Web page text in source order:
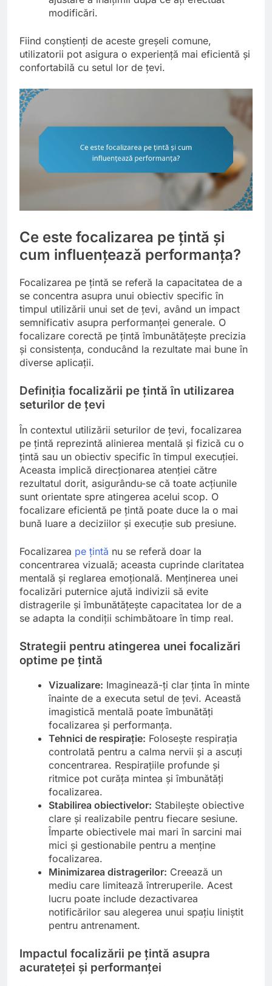
modificări.
Fiind conștienți de aceste greșeli comune,
utilizatorii pot asigura o experiență mai eficientă și
confortabilă cu setul lor de țevi.
Ce este focalizarea pe țintă și
cum influențează performanța?
Focalizarea pe țintă se referă la capacitatea de a
se concentra asupra unui obiectiv specific în
timpul utilizării unui set de țevi, având un impact
semnificativ asupra performanței generale. O
focalizare corectă pe țintă îmbunătățește precizia
și consistența, conducând la rezultate mai bune în
diverse aplicații.
Definiția focalizării pe țintă în utilizarea
seturilor de țevi
În contextul utilizării seturilor de țevi, focalizarea
pe țintă reprezintă alinierea mentală și fizică cu o
țintă sau un obiectiv specific în timpul execuției.
Aceasta implică direcționarea atenției către
rezultatul dorit, asigurându-se că toate acțiunile
sunt orientate spre atingerea acelui scop. O
focalizare eficientă pe țintă poate duce la o mai
bună luare a deciziilor și execuție sub presiune.
Focalizarea pe țintă nu se referă doar la
concentrarea vizuală; aceasta cuprinde claritatea
mentală și reglarea emoțională. Menținerea unei
focalizări puternice ajută indivizii să evite
distragerile și îmbunătățește capacitatea lor de a
se adapta la condiții schimbătoare în timp real.
Strategii pentru atingerea unei focalizări
optime pe țintă
Vizualizare: Imaginează-ți clar ținta în minte
înainte de a executa setul de țevi. Această
imagistică mentală poate îmbunătăți
focalizarea și performanța.
Tehnici de respirație: Folosește respirația
controlată pentru a calma nervii și a ascuți
concentrarea. Respirațiile profunde și
ritmice pot curăța mintea și îmbunătăți
focalizarea.
Stabilirea obiectivelor: Stabilește obiective
clare și realizabile pentru fiecare sesiune.
Împarte obiectivele mai mari în sarcini mai
mici și gestionabile pentru a menține
focalizarea.
Minimizarea distragerilor: Creează un
mediu care limitează întreruperile. Acest
lucru poate include dezactivarea
notificărilor sau alegerea unui spațiu liniștit
pentru antrenament.
Impactul focalizării pe țintă asupra
acurateței și performanței